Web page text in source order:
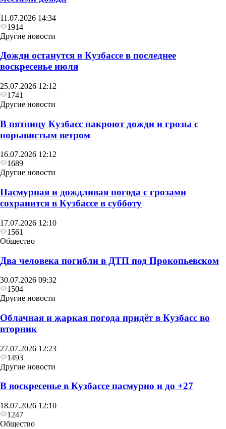
11.07.2026 14:34
1914
Другие новости
Дожди останутся в Кузбассе в последнее
воскресенье июля
25.07.2026 12:12
1741
Другие новости
В пятницу Кузбасс накроют дожди и грозы с
порывистым ветром
16.07.2026 12:12
1689
Другие новости
Пасмурная и дождливая погода с грозами
сохранится в Кузбассе в субботу
17.07.2026 12:10
1561
Общество
Два человека погибли в ДТП под Прокопьевском
30.07.2026 09:32
1504
Другие новости
Облачная и жаркая погода придёт в Кузбасс во
вторник
27.07.2026 12:23
1493
Другие новости
В воскресенье в Кузбассе пасмурно и до +27
18.07.2026 12:10
1247
Общество